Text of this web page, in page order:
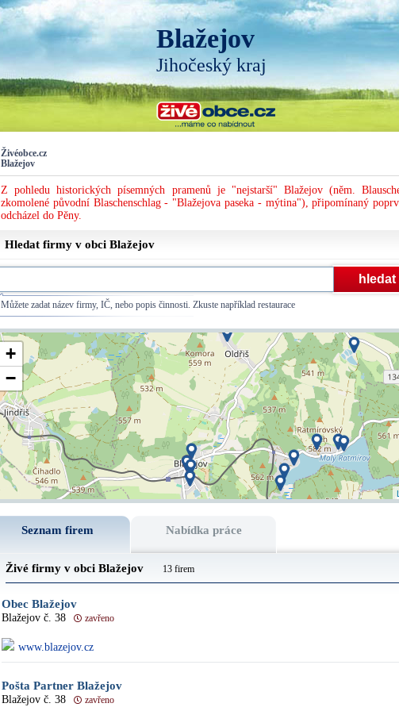
Blažejov
Jihočeský kraj
Živéobce.cz
Blažejov
Z pohledu historických písemných pramenů je "nejstarší" Blažejov (něm.
zkomolené původní Blaschenschlag - "Blažejova paseka - mýtina"), připomínaný
odcházel do Pěny.
Hledat firmy v obci Blažejov
Můžete zadat název firmy, IČ, nebo popis činnosti. Zkuste například restaurace
+
−
Seznam firem Nabídka práce
Živé firmy v obci Blažejov 13 firem
Obec Blažejov
Blažejov č. 38 zavřeno
www.blazejov.cz
Pošta Partner Blažejov
Blažejov č. 38 zavřeno